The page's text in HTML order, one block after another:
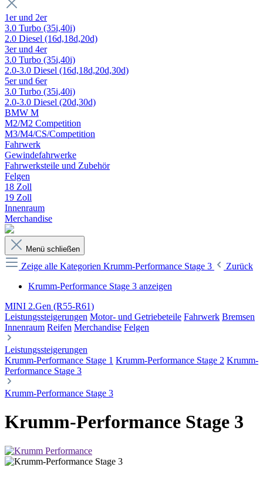
1er und 2er
3.0 Turbo (35i,40i)
2.0 Diesel (16d,18d,20d)
3er und 4er
3.0 Turbo (35i,40i)
2.0-3.0 Diesel (16d,18d,20d,30d)
5er und 6er
3.0 Turbo (35i,40i)
2.0-3.0 Diesel (20d,30d)
BMW M
M2/M2 Competition
M3/M4/CS/Competition
Fahrwerk
Gewindefahrwerke
Fahrwerksteile und Zubehör
Felgen
18 Zoll
19 Zoll
Innenraum
Merchandise
Menü schließen
Zeige alle Kategorien Krumm-Performance Stage 3
Zurück
Krumm-Performance Stage 3 anzeigen
MINI 2.Gen (R55-R61)
Leistungssteigerungen Motor- und Getriebeteile Fahrwerk Bremsen
Innenraum Reifen Merchandise Felgen
Leistungssteigerungen
Krumm-Performance Stage 1 Krumm-Performance Stage 2 Krumm-
Performance Stage 3
Krumm-Performance Stage 3
Krumm-Performance Stage 3